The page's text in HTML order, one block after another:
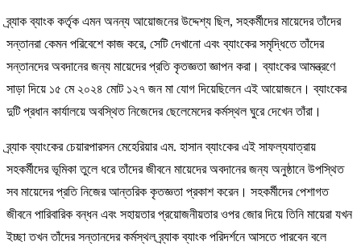
ব্র্যাক ব্যাংক কর্তৃক এমন অনন্য আয়োজনের উদ্দেশ্য ছিল, সহকর্মীদের মায়েদের তাঁদের
সন্তানরা কেমন পরিবেশে কাজ করে, সেটি দেখানো এবং ব্যাংকের সমৃদ্ধিতে তাঁদের
সন্তানদের অবদানের জন্য মায়েদের প্রতি কৃতজ্ঞতা জ্ঞাপন করা। ব্যাংকের আমন্ত্রণে
সাড়া দিয়ে ১৫ মে ২০২৪ মোট ১২৭ জন মা যোগ দিয়েছিলেন এই আয়োজনে। ব্যাংকের
দুটি প্রধান কার্যালয়ে অবস্থিত নিজেদের ছেলেমেদের কর্মস্থল ঘুরে দেখেন তাঁরা।
ব্র্যাক ব্যাংকের চেয়ারপারসন মেহেরিয়ার এম. হাসান ব্যাংকের এই সাফল্যযাত্রায়
সহকর্মীদের ভূমিকা তুলে ধরে তাঁদের জীবনে মায়েদের অবদানের জন্য অনুষ্ঠানে উপস্থিত
সব মায়েদের প্রতি নিজের আন্তরিক কৃতজ্ঞতা প্রকাশ করেন। সহকর্মীদের পেশাগত
জীবনে পারিবারিক বন্ধন এবং সহায়তার প্রয়োজনীয়তার ওপর জোর দিয়ে তিনি মায়েরা যখন
ইচ্ছা তখন তাঁদের সন্তানদের কর্মস্থল ব্র্যাক ব্যাংক পরিদর্শনে আসতে পারবেন বলে